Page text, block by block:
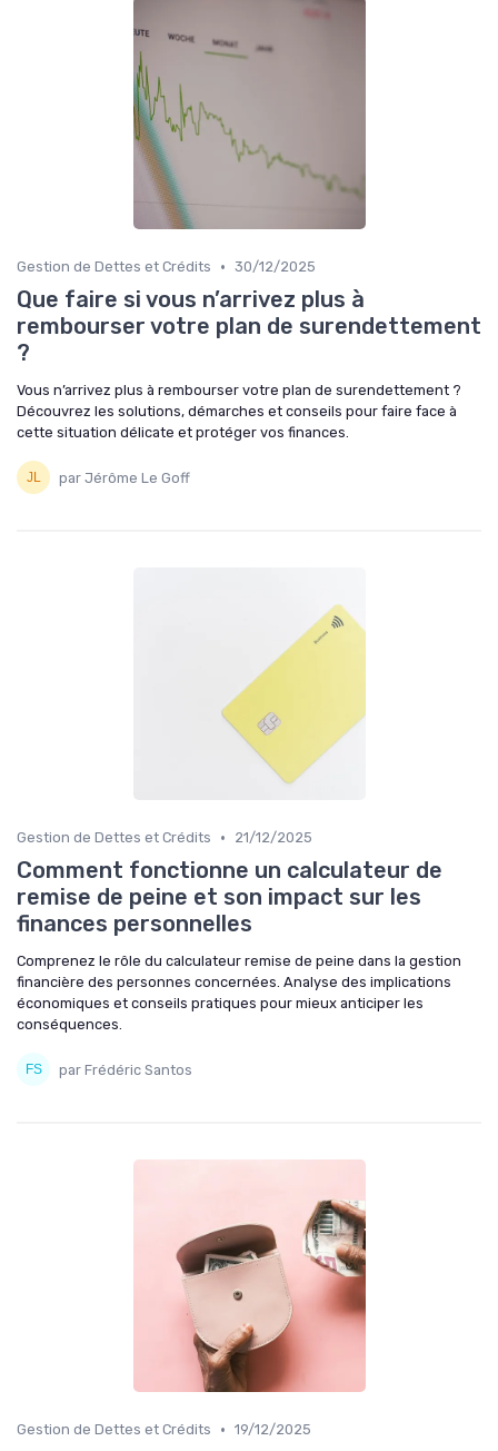
Gestion de Dettes et Crédits • 30/12/2025
Que faire si vous n’arrivez plus à
rembourser votre plan de surendettement
?
Vous n’arrivez plus à rembourser votre plan de surendettement ?
Découvrez les solutions, démarches et conseils pour faire face à
cette situation délicate et protéger vos finances.
par Jérôme Le Goff
Gestion de Dettes et Crédits • 21/12/2025
Comment fonctionne un calculateur de
remise de peine et son impact sur les
finances personnelles
Comprenez le rôle du calculateur remise de peine dans la gestion
financière des personnes concernées. Analyse des implications
économiques et conseils pratiques pour mieux anticiper les
conséquences.
par Frédéric Santos
Gestion de Dettes et Crédits • 19/12/2025